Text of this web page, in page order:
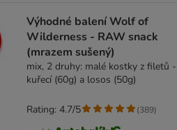
Výhodné balení Wolf of
Wilderness - RAW snack
(mrazem sušený)
mix, 2 druhy: malé kostky z filetů -
kuřecí (60g) a losos (50g)
Rating: 4.7/5 (389)